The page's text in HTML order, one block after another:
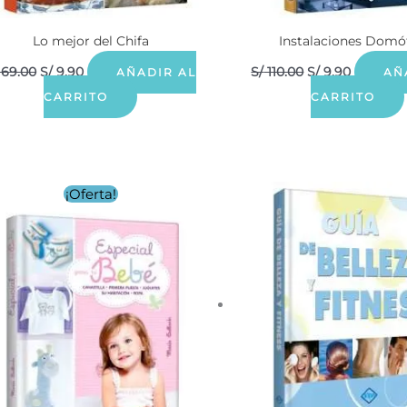
Lo mejor del Chifa
S/9.90
AÑADIR AL
CARRITO
Instalaciones
S/110.00 S/9.90
CARRITO
¡Oferta!
precio
original
era:
S/ 69.90.
El
precio
actual
es:
S/ 9.90.